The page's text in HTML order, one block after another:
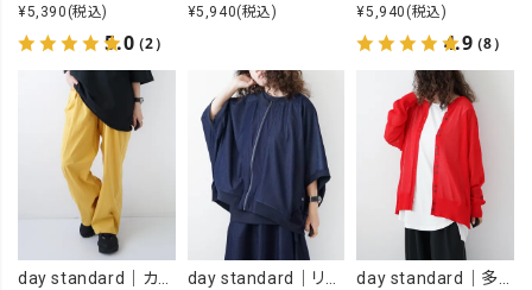
¥5,390 (税込)
5.0（2）
¥5,940(税込) ¥5,940 (税込)
4.9（8）